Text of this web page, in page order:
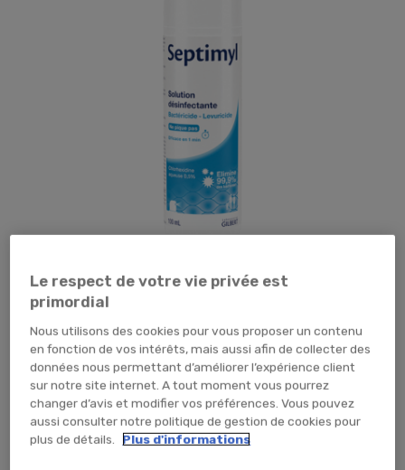
60,34 €TTC50,28 € HT
TEMPORAIREMENT EN RUPTURE
Le respect de votre vie privée est
primordial
Nous utilisons des cookies pour vous proposer un contenu
en fonction de vos intérêts, mais aussi afin de collecter des
données nous permettant d’améliorer l’expérience client
sur notre site internet. A tout moment vous pourrez
changer d’avis et modifier vos préférences. Vous pouvez
aussi consulter notre politique de gestion de cookies pour
plus de détails.
Plus d'informations